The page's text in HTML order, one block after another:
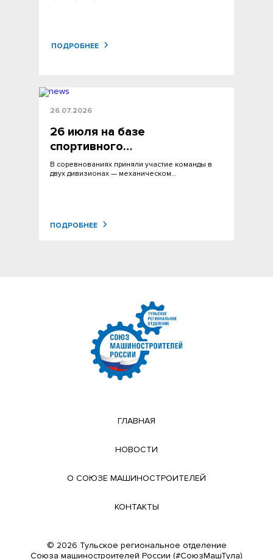
ПОДРОБНЕЕ
26.07.2026
26 июля на базе
спортивного…
В соревнованиях приняли участие команды в
двух дивизионах — механическом…
ПОДРОБНЕЕ
ГЛАВНАЯ
НОВОСТИ
О СОЮЗЕ МАШИНОСТРОИТЕЛЕЙ
КОНТАКТЫ
© 2026 Тульское региональное отделение
Cоюза машиностроителей России (#СоюзМашТула)